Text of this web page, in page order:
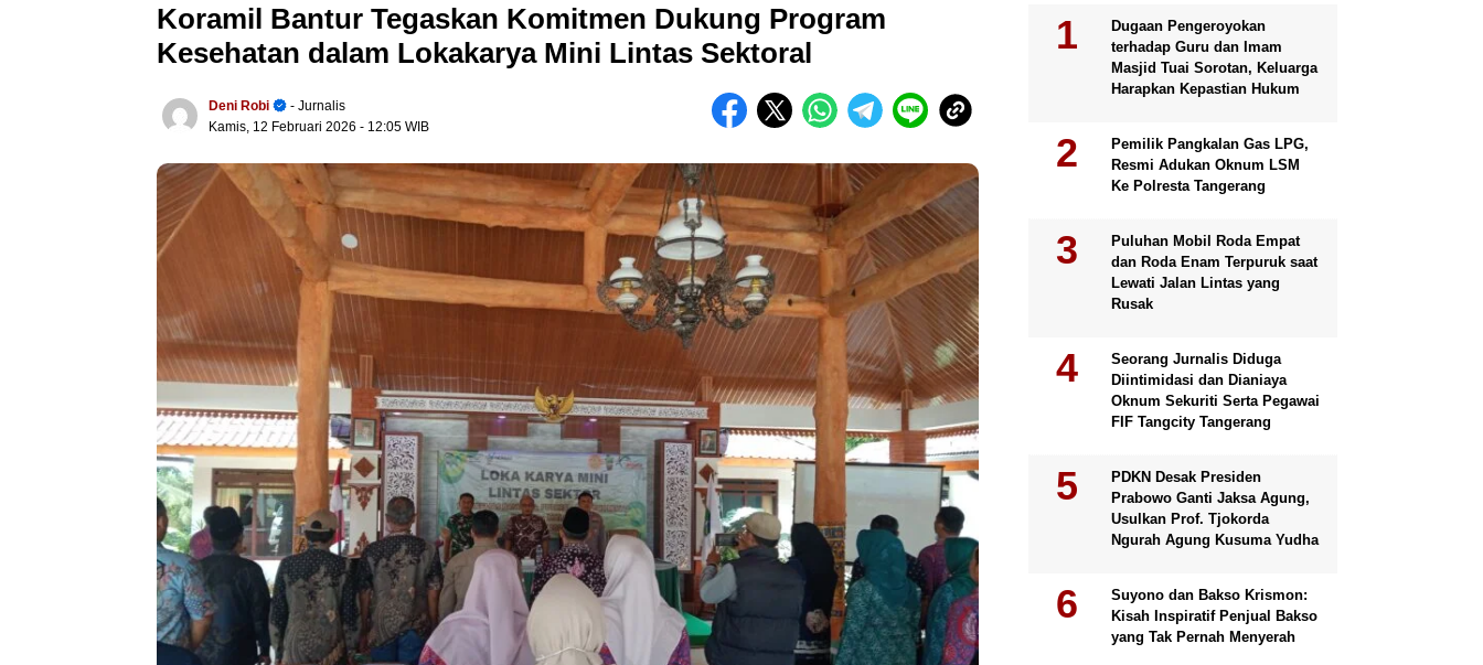
Koramil Bantur Tegaskan Komitmen Dukung Program
Kesehatan dalam Lokakarya Mini Lintas Sektoral
Deni Robi
- Jurnalis
Kamis, 12 Februari 2026 - 12:05 WIB
Dugaan Pengeroyokan
terhadap Guru dan Imam
Masjid Tuai Sorotan, Keluarga
Harapkan Kepastian Hukum
Pemilik Pangkalan Gas LPG,
Resmi Adukan Oknum LSM
Ke Polresta Tangerang
Puluhan Mobil Roda Empat
dan Roda Enam Terpuruk saat
Lewati Jalan Lintas yang
Rusak
Seorang Jurnalis Diduga
Diintimidasi dan Dianiaya
Oknum Sekuriti Serta Pegawai
FIF Tangcity Tangerang
PDKN Desak Presiden
Prabowo Ganti Jaksa Agung,
Usulkan Prof. Tjokorda
Ngurah Agung Kusuma Yudha
Suyono dan Bakso Krismon:
Kisah Inspiratif Penjual Bakso
yang Tak Pernah Menyerah